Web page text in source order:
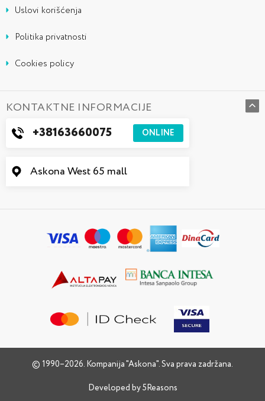
Uslovi korišćenja
Politika privatnosti
Cookies policy
KONTAKTNE INFORMACIJE
+38163660075 ONLINE
Askona West 65 mall
© 1990–2026. Kompanija "Askona". Sva prava zadržana.
Developed by5Reasons